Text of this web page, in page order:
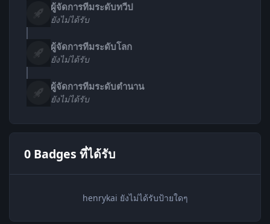
ผู้จัดการทีมระดับทวีป
ยังไม่ได้รับ
ผู้จัดการทีมระดับโลก
ยังไม่ได้รับ
ผู้จัดการทีมระดับตำนาน
ยังไม่ได้รับ
0 Badges ที่ได้รับ
henrykai ยังไม่ได้รับป้ายใดๆ